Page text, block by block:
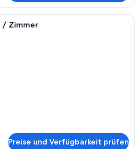
Ein Hotelzimmer mit einem großen
/ Zimmer
Preise und Verfügbarkeit prüfen